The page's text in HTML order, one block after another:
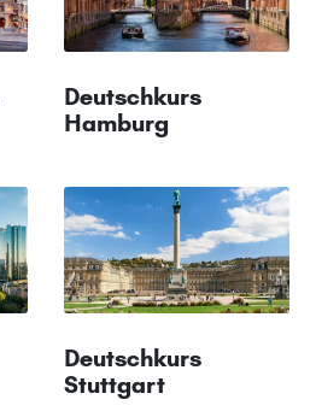
Deutschkurs
Hamburg
Deutschkurs
Stuttgart